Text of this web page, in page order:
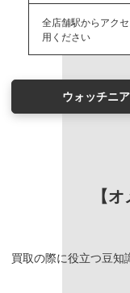
全店舗駅からアク
用ください
ウォッチニ
【
買取の際に役立つ豆知